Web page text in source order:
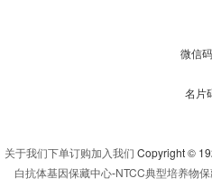
微信码
名片
关于我们下单订购加入我们 Copyright ©
白抗体基因保藏中心-NTCC典型培养物